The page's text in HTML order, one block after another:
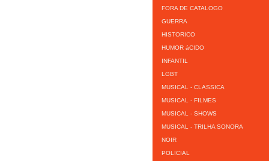
FORA DE CATALOGO
GUERRA
HISTORICO
HUMOR áCIDO
INFANTIL
LGBT
MUSICAL - CLASSICA
MUSICAL - FILMES
MUSICAL - SHOWS
MUSICAL - TRILHA SONORA
NOIR
POLICIAL